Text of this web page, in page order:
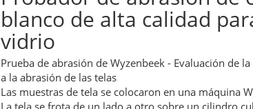
blanco de alta calidad
vidrio
Prueba de abrasión de Wyzenbeek - Evaluación de
a la abrasión de las telas
Las muestras de tela se colocaron en una máquina
La tela se frota de un lado a otro sobre un cilindro